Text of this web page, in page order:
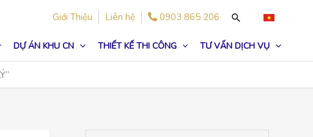
Giới Thiệu Liên hệ 0903 865 206
DỰ ÁN KHU CN THIẾT KẾ THI CÔNG TƯ VẤN DỊCH VỤ